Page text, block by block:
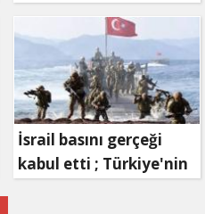
'vefa' ziyareti!
İsrail basını gerçeği
kabul etti ; Türkiye'nin